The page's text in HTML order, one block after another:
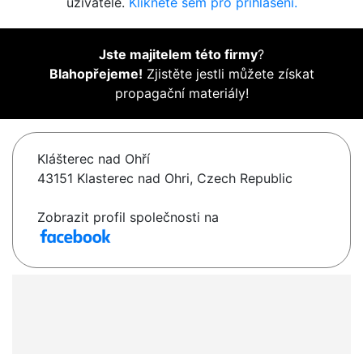
Jste majitelem této firmy?
Blahopřejeme! Zjistěte jestli můžete získat
propagační materiály!
Klášterec nad Ohří
43151 Klasterec nad Ohri, Czech Republic
Zobrazit profil společnosti na